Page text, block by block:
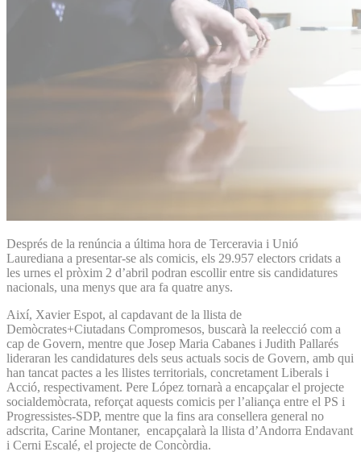
Després de la renúncia a última hora de Terceravia i Unió
Laurediana a presentar-se als comicis, els 29.957 electors cridats a
les urnes el pròxim 2 d’abril podran escollir entre sis candidatures
nacionals, una menys que ara fa quatre anys.
Així, Xavier Espot, al capdavant de la llista de
Demòcrates+Ciutadans Compromesos, buscarà la reelecció com a
cap de Govern, mentre que Josep Maria Cabanes i Judith Pallarés
lideraran les candidatures dels seus actuals socis de Govern, amb qui
han tancat pactes a les llistes territorials, concretament Liberals i
Acció, respectivament. Pere López tornarà a encapçalar el projecte
socialdemòcrata, reforçat aquests comicis per l’aliança entre el PS i
Progressistes-SDP, mentre que la fins ara consellera general no
adscrita, Carine Montaner, encapçalarà la llista d’Andorra Endavant
i Cerni Escalé, el projecte de Concòrdia.